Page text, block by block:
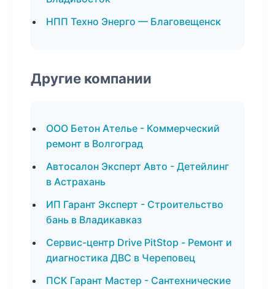
НПП Техно Энерго — Благовещенск
Другие компании
ООО Бетон Ателье - Коммерческий
ремонт в Волгоград
Автосалон Эксперт Авто - Детейлинг
в Астрахань
ИП Гарант Эксперт - Строительство
бань в Владикавказ
Сервис-центр Drive PitStop - Ремонт и
диагностика ДВС в Череповец
ПСК Гарант Мастер - Сантехнические